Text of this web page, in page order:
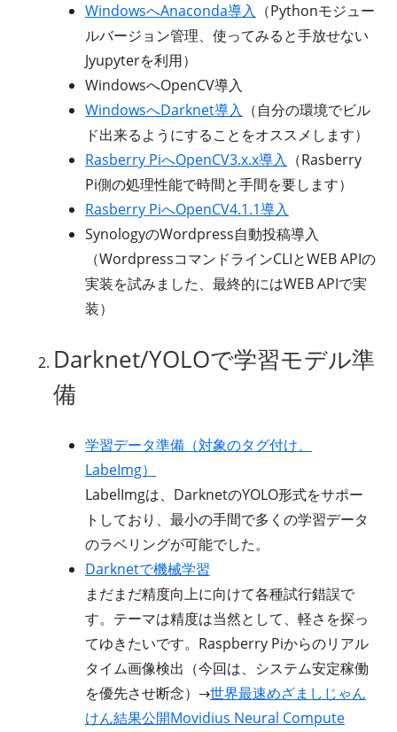
WindowsへAnaconda導入 （Pythonモジュー
ルバージョン管理、使ってみると手放せない
Jyupyterを利用）
WindowsへOpenCV導入
WindowsへDarknet導入 （自分の環境でビル
ド出来るようにすることをオススメします）
Rasberry PiへOpenCV3.x.x導入 （Rasberry
Pi側の処理性能で時間と手間を要します）
Rasberry PiへOpenCV4.1.1導入
SynologyのWordpress自動投稿導入
（WordpressコマンドラインCLIとWEB APIの
実装を試みました、最終的にはWEB APIで実
装）
Darknet/YOLOで学習モデル準
備
学習データ準備（対象のタグ付け、
LabeImg）
LabelImgは、DarknetのYOLO形式をサポー
トしており、最小の手間で多くの学習データ
のラベリングが可能でした。
Darknetで機械学習
まだまだ精度向上に向けて各種試行錯誤で
す。テーマは精度は当然として、軽さを探っ
てゆきたいです。Raspberry Piからのリアル
タイム画像検出（今回は、システム安定稼働
を優先させ断念）→世界最速めざましじゃん
けん結果公開Movidius Neural Compute